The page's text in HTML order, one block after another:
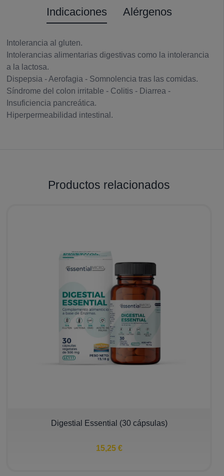
Indicaciones
Alérgenos
Intolerancia al gluten.
Intolerancias alimentarias digestivas como la intolerancia
a la lactosa.
Dispepsia - Aerofagia - Somnolencia tras las comidas.
Síndrome del colon irritable - Colitis - Diarrea -
Insuficiencia pancreática.
Hiperpermeabilidad intestinal.
Productos relacionados
Digestial Essential (30 cápsulas)
15,25 €